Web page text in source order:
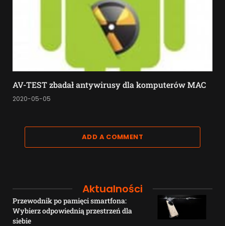
AV-TEST zbadał antywirusy dla komputerów MAC
2020-05-05
ADD A COMMENT
Aktualności
Przewodnik po pamięci smartfona:
Wybierz odpowiednią przestrzeń dla
siebie